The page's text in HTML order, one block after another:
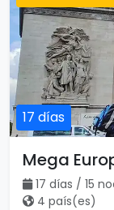
17 días
Mega
17 días / 15
4 país(es)